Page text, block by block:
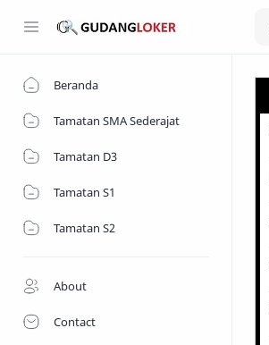
Beranda
Tamatan SMA Sederajat
Tamatan D3
Tamatan S1
Tamatan S2
About
Contact